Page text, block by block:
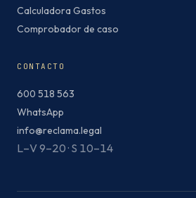
Calculadora Gastos
Comprobador de caso
CONTACTO
600 518 563
WhatsApp
info@reclama.legal
L–V 9–20 · S 10–14